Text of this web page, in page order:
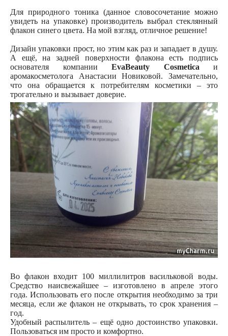
Для природного тоника (данное словосочетание можно
увидеть на упаковке) производитель выбрал стеклянный
флакон синего цвета. На мой взгляд, отличное решение!
Дизайн упаковки прост, но этим как раз и западает в душу.
А ещё, на задней поверхности флакона есть подпись
основателя компании EvaBeauty Cosmetica и
аромакосметолога Анастасии Новиковой. Замечательно,
что она обращается к потребителям косметики – это
трогательно и вызывает доверие.
Во флакон входит 100 миллилитров васильковой воды.
Средство наисвежайшее – изготовлено в апреле этого
года. Использовать его после открытия необходимо за три
месяца, если же флакон не открывать, то срок хранения –
год.
Удобный распылитель – ещё одно достоинство упаковки.
Пользоваться им просто и комфортно.